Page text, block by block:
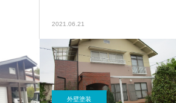
2021.06.21
外壁塗装